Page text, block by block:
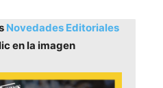
Novedades Editoriales
en la imagen